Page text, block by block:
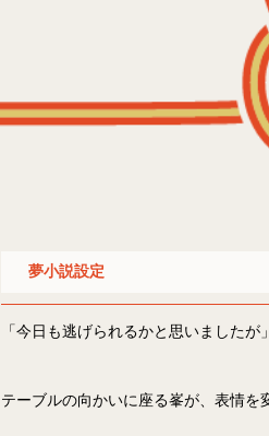
夢小説設定
「今日も逃げられるかと思いましたが」
テーブルの向かいに座る峯が、表情を